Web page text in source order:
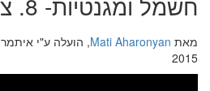
מאת Mati Aharonyan
2015